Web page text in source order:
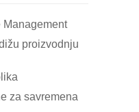
Management
proizvodnju
za savremena